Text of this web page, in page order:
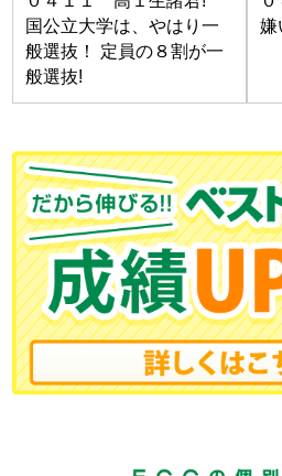
国公立大学は、やはり一
般選抜！ 定員の８割が一
般選抜!
嫌